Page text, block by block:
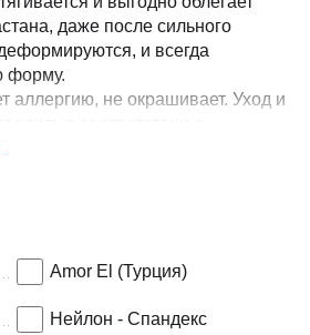
даже после сильного
и всегда
форму.
аллергию, не окрашивает. Уход и
на упаковке.
6% спандекс
Amor El (Турция)
Нейлон - Спандекс